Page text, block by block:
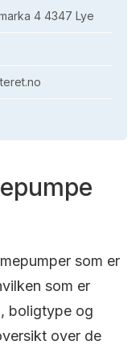
4 4347 Lye
som er
som er
boligtype og
over de